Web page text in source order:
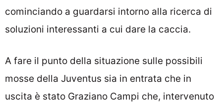
cominciando a guardarsi intorno alla ricerca di
soluzioni interessanti a cui dare la caccia.
A fare il punto della situazione sulle possibili
mosse della Juventus sia in entrata che in
uscita è stato Graziano Campi che, intervenuto